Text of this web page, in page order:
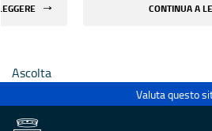
CONTINUA A
Ascolta
Valuta questo